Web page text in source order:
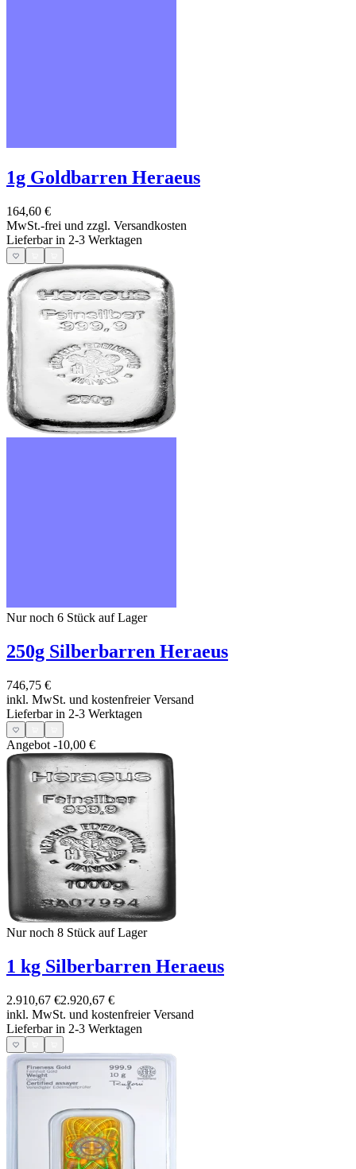
1g Goldbarren Heraeus
164,60 €
MwSt.-frei und zzgl. Versandkosten
Lieferbar in 2-3 Werktagen
Nur noch 6 Stück auf Lager
250g Silberbarren Heraeus
746,75 €
inkl. MwSt. und kostenfreier Versand
Lieferbar in 2-3 Werktagen
Angebot -10,00 €
Nur noch 8 Stück auf Lager
1 kg Silberbarren Heraeus
2.910,67 €2.920,67 €
inkl. MwSt. und kostenfreier Versand
Lieferbar in 2-3 Werktagen